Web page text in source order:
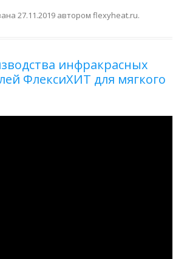
27.11.2019 автором flexyheat.ru.
инфракрасных
ФлексиХИТ для мягкого